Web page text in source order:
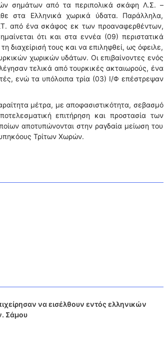
σημάτων από τα περιπολικά σκάφη Λ.Σ. –
στα Ελληνικά χωρικά ύδατα. Παράλληλα,
από ένα σκάφος εκ των προαναφερθέντων,
ότι και στα εννέα (09) περιστατικά
τους και να επιληφθεί, ως όφειλε,
χωρικών υδάτων. Οι επιβαίνοντες ενός
τελικά από τουρκικές ακταιωρούς, ένα
ενώ τα υπόλοιπα τρία (03) Ι/Φ επέστρεψαν
μέτρα, με αποφασιστικότητα, σεβασμό
επιτήρηση και προστασία των
αποτυπώνονται στην ραγδαία μείωση του
Τρίτων Χωρών.
να εισέλθουν εντός ελληνικών
Σάμου